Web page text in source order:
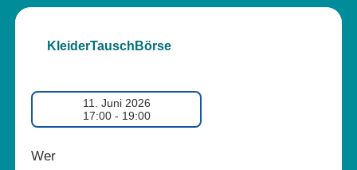
KleiderTauschBörse
11. Juni 2026
17:00 - 19:00
Wer